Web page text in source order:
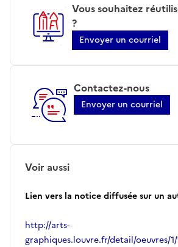
Vous souhaitez
?
Envoyer un courriel
Contactez-nous
Envoyer un courriel
Voir aussi
Lien vers la notice diffusée sur un
http://arts-
graphiques.louvre.fr/detail/oeuvres/1/